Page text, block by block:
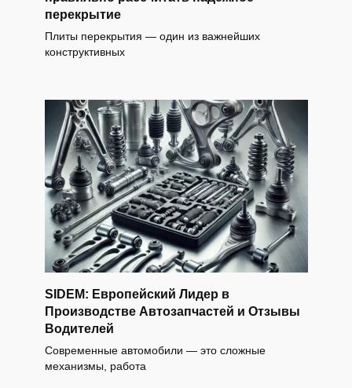
перекрытие
Плиты перекрытия — один из важнейших
конструктивных
SIDEM: Европейский Лидер в
Производстве Автозапчастей и Отзывы
Водителей
Современные автомобили — это сложные
механизмы, работа